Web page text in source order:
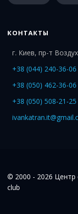
КОНТАКТЫ
г. Киев, пр-т
+38 (044) 240-36-06
+38 (050) 462-36-06
+38 (050) 508-21-25
© 2000 - 2026 Центр
club